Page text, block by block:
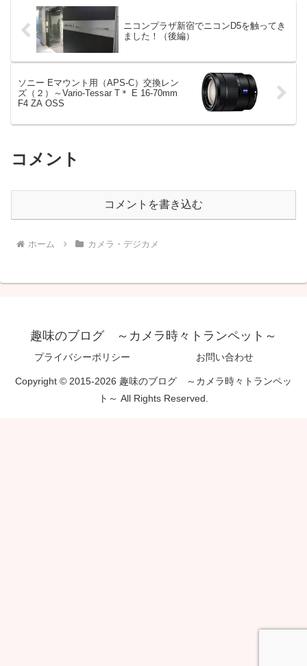
ニコンプラザ新宿でニコンD5を触ってき
ました！（後編）
ソニー Eマウント用（APS-C）交換レン
ズ（２）～Vario-Tessar T＊ E 16-70mm
F4 ZA OSS
コメント
コメントを書き込む
ホーム カメラ・デジカメ
趣味のブログ ～カメラ時々トランペット～
プライバシーポリシー お問い合わせ
Copyright © 2015-2026 趣味のブログ ～カメラ時々トランペッ
ト～ All Rights Reserved.